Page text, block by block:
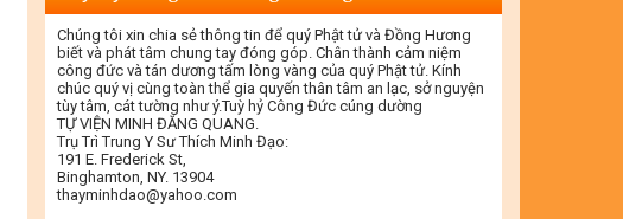
Chúng tôi xin chia sẻ thông tin để quý Phật tử và Đồng Hương
biết và phát tâm chung tay đóng góp. Chân thành cảm niệm
công đức và tán dương tấm lòng vàng của quý Phật tử. Kính
chúc quý vị cùng toàn thể gia quyến thân tâm an lạc, sở nguyện
tùy tâm, cát tường như ý.Tuỳ hỷ Công Đức cúng dường
TỰ VIỆN MINH ĐĂNG QUANG.
Trụ Trì Trung Y Sư Thích Minh Đạo:
191 E. Frederick St,
Binghamton, NY. 13904
thayminhdao@yahoo.com